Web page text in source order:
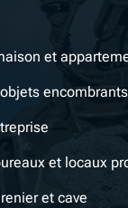
et
encombrants
et locaux
et cave